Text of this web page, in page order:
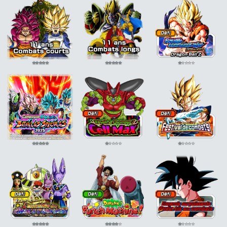
pouvoirKI +3 ATT
+7% DEF +7%
+7% DEF +7%
Soutien
infaillibleATT +10%
DEF Adv. -15%
Soutien
infaillibleATT +15%
DEF Adv. -20%
légendaireATT
+15% si ATT SP
Soutien
infaillibleATT +10%
DEF Adv. -15%
Soutien
infaillibleATT +15%
DEF Adv. -20%
⭐⭐⭐⭐⭐ ⭐⭐⭐⭐⭐ ⭐⭐⭐⭐⭐
⭐⭐⭐⭐⭐ ⭐⭐⭐⭐⭐ ⭐⭐⭐⭐⭐
⭐⭐⭐⭐⭐ ⭐⭐⭐⭐⭐ ⭐⭐⭐⭐⭐